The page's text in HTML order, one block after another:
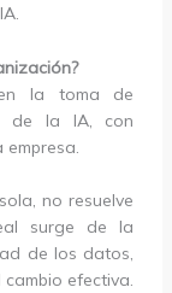
la toma de
de la IA, con
no resuelve
surge de la
de los datos,
efectiva.